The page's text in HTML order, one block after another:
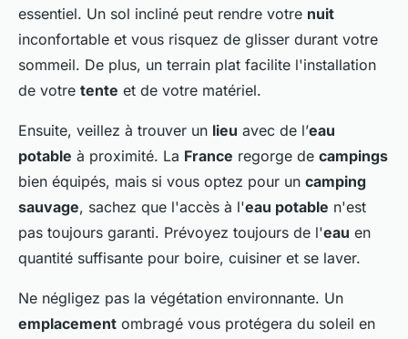
essentiel. Un sol incliné peut rendre votre nuit
inconfortable et vous risquez de glisser durant votre
sommeil. De plus, un terrain plat facilite l'installation
de votre tente et de votre matériel.
Ensuite, veillez à trouver un lieu avec de l’eau
potable à proximité. La France regorge de campings
bien équipés, mais si vous optez pour un camping
sauvage, sachez que l'accès à l'eau potable n'est
pas toujours garanti. Prévoyez toujours de l'eau en
quantité suffisante pour boire, cuisiner et se laver.
Ne négligez pas la végétation environnante. Un
emplacement ombragé vous protégera du soleil en